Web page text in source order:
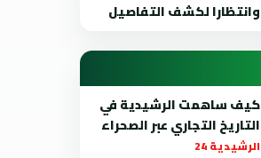
وانتظارا لكشف التفاصيل
كيف ساهمت الرشيدية في
التاريخ التجاري عبر الصحراء
الرشيدية 24